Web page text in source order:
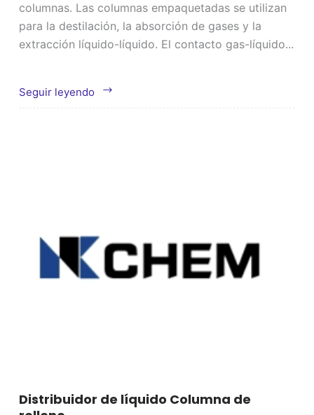
columnas. Las columnas empaquetadas se utilizan
para la destilación, la absorción de gases y la
extracción líquido-líquido. El contacto gas-líquido...
Seguir leyendo
Columna
de
Distribuidor de líquido Columna de